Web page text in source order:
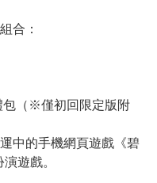
合：
（※僅初回限定版附
的手機網頁遊戲《碧
遊戲。